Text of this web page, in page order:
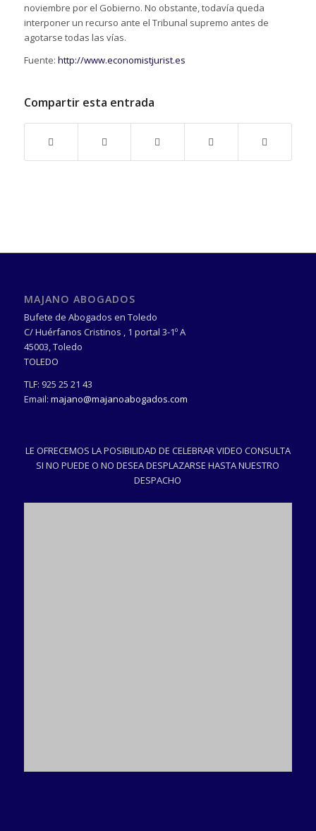
noviembre por el Gobierno. No obstante, todavía queda
interponer un recurso ante el Tribunal supremo antes de
agotarse todas las vías.
Fuente: http://www.economistjurist.es
Compartir esta entrada
MAJANO ABOGADOS
Bufete de Abogados en Toledo
C/ Huérfanos Cristinos , 1 portal 3-1º A
45003,Toledo
TOLEDO
TLF: 925 25 21 43
Email: majano@majanoabogados.com
LE OFRECEMOS LA POSIBILIDAD DE CELEBRAR VIDEO CONSULTA
SI NO PUEDE O NO DESEA DESPLAZARSE HASTA NUESTRO
DESPACHO